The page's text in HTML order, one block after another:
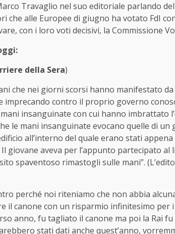
Travaglio nel suo editoriale parlando
alle Europee di giugno ha votato FdI
con i loro voti decisivi, la Commissione
della Sera)
che nei giorni scorsi hanno manifestato
imprecando contro il proprio governo
insanguinate con cui hanno imbrattato
le mani insanguinate evocano quelle di
all’interno del quale erano stati
giovane aveva per l’appunto partecipato
spaventoso rimastogli sulle mani”.
perché noi riteniamo che non abbia
il canone con un risparmio infinitesimo per
anno, fu tagliato il canone ma poi la Rai
stati dati anche quest’anno,